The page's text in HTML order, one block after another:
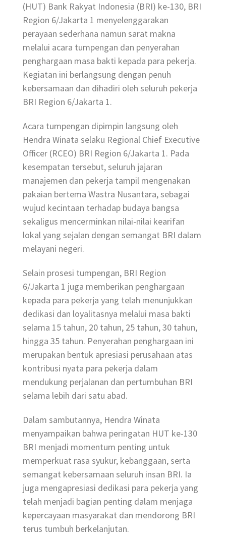
(HUT) Bank Rakyat Indonesia (BRI) ke-130, BRI
Region 6/Jakarta 1 menyelenggarakan
perayaan sederhana namun sarat makna
melalui acara tumpengan dan penyerahan
penghargaan masa bakti kepada para pekerja.
Kegiatan ini berlangsung dengan penuh
kebersamaan dan dihadiri oleh seluruh pekerja
BRI Region 6/Jakarta 1.
Acara tumpengan dipimpin langsung oleh
Hendra Winata selaku Regional Chief Executive
Officer (RCEO) BRI Region 6/Jakarta 1. Pada
kesempatan tersebut, seluruh jajaran
manajemen dan pekerja tampil mengenakan
pakaian bertema Wastra Nusantara, sebagai
wujud kecintaan terhadap budaya bangsa
sekaligus mencerminkan nilai-nilai kearifan
lokal yang sejalan dengan semangat BRI dalam
melayani negeri.
Selain prosesi tumpengan, BRI Region
6/Jakarta 1 juga memberikan penghargaan
kepada para pekerja yang telah menunjukkan
dedikasi dan loyalitasnya melalui masa bakti
selama 15 tahun, 20 tahun, 25 tahun, 30 tahun,
hingga 35 tahun. Penyerahan penghargaan ini
merupakan bentuk apresiasi perusahaan atas
kontribusi nyata para pekerja dalam
mendukung perjalanan dan pertumbuhan BRI
selama lebih dari satu abad.
Dalam sambutannya, Hendra Winata
menyampaikan bahwa peringatan HUT ke-130
BRI menjadi momentum penting untuk
memperkuat rasa syukur, kebanggaan, serta
semangat kebersamaan seluruh insan BRI. Ia
juga mengapresiasi dedikasi para pekerja yang
telah menjadi bagian penting dalam menjaga
kepercayaan masyarakat dan mendorong BRI
terus tumbuh berkelanjutan.